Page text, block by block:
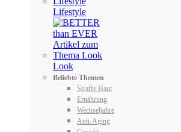
Lifestyle
Look
Beliebte Themen
Straffe Haut
Ernährung
Wechseljahre
Anti-Aging